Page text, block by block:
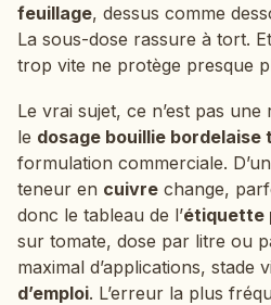
feuillage, dessus comme
La sous-dose rassure à tort.
trop vite ne protège presque
Le vrai sujet, ce n’est pas une
le dosage bouillie bordelaise
formulation commerciale.
teneur en cuivre change,
donc le tableau de l’étiquette
sur tomate, dose par litre ou
maximal d’applications, stade
d’emploi. L’erreur la plus